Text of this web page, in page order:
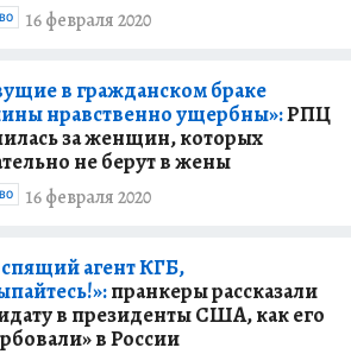
16 февраля 2020
в гражданском браке
нравственно ущербны»:РПЦ
за женщин, которых
не берут в жены
16 февраля 2020
агент КГБ,
пранкеры рассказали
в президенты США, как его
в России